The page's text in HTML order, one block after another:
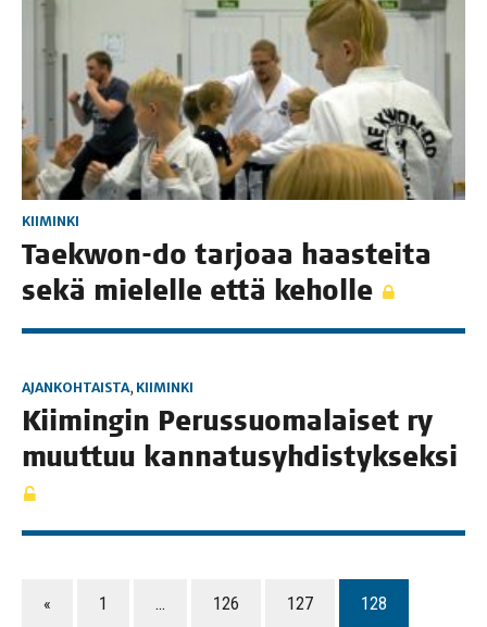
KIIMINKI
Taekwon-do tar­jo­aa haas­tei­ta
sekä mie­lel­le että keholle
AJANKOHTAISTA, KIIMINKI
Kii­min­gin Perus­suo­ma­lai­set ry
muut­tuu kannatusyhdistykseksi
« 1 … 126 127 128